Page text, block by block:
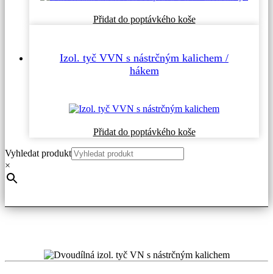
produktu
Přidat do poptávkého koše
Izol. tyč VVN s nástrčným kalichem /
hákem
Přidat do poptávkého košeTento
vybrat
Vyhledat produkt
×